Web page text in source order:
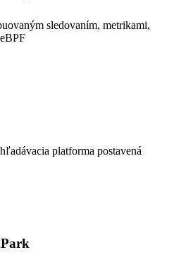
sledovaním, metrikami,
platforma postavená